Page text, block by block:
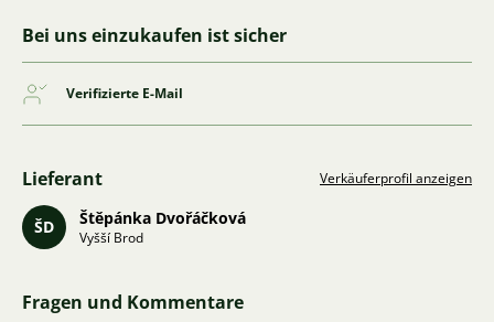
Bei uns einzukaufen ist sicher
Verifizierte E-Mail
Lieferant Verkäuferprofil anzeigen
ŠD Štěpánka Dvořáčková
Vyšší Brod
Fragen und Kommentare